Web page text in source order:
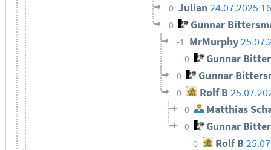
0 Julian24.07.2025
0 Gunnar
-1 MrMurphy
0 Gunnar
0 Gunnar
0 Rolf B
0 Matthias
0 Gunnar
0 Rolf B